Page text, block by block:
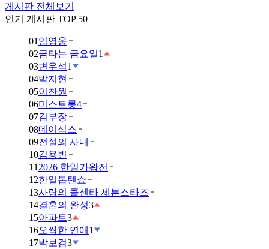
게시판 전체보기
인기 게시판 TOP 50
01 임영웅
02금타는 금요일1
03변우석1
04박지현
05이찬원
06미스트롯4
07김부장
08데이식스
09전설의 사내
10김용빈
11 2026 한일가왕전
12한일톱텐쇼
13사랑의 콜센타 세븐스타즈
14결혼의 완성3
15아파트3
16오싹한 연애 1
17박보검3